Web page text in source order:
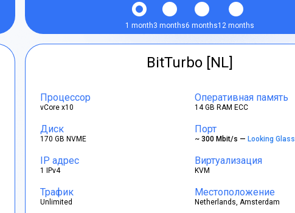
1 month3 months6 months12 months
BitTurbo [NL]
Процессор
vCore x10
Оперативная память
14 GB RAM ECC
Диск
170 GB NVME
Порт
~ 300 Mbit/s —Looking Glass
IP адрес
1 IPv4
Виртуализация
KVM
Трафик
Unlimited
Местоположение
Netherlands, Amsterdam